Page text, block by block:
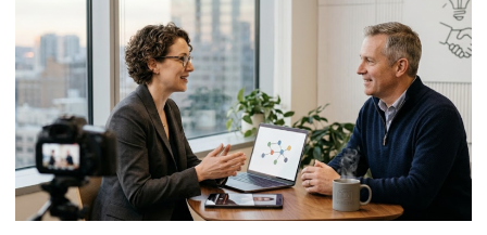
para
empresas
de
consultoría:
cómo
vender
servicios
intangibles